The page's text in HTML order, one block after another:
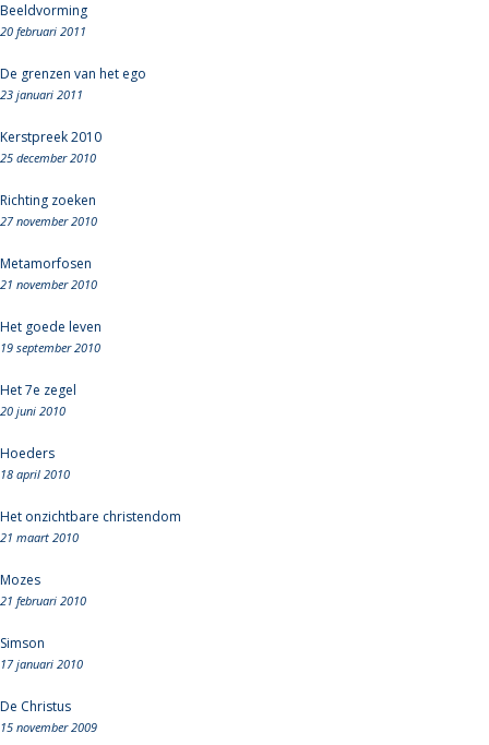
Beeldvorming
20 februari 2011
De grenzen van het ego
23 januari 2011
Kerstpreek 2010
25 december 2010
Richting zoeken
27 november 2010
Metamorfosen
21 november 2010
Het goede leven
19 september 2010
Het 7e zegel
20 juni 2010
Hoeders
18 april 2010
Het onzichtbare christendom
21 maart 2010
Mozes
21 februari 2010
Simson
17 januari 2010
De Christus
15 november 2009